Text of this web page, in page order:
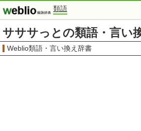
類語
サササっとの類語・言い
Weblio類語・言い換え辞書